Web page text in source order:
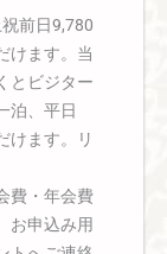
前日9,780
けます。当
とビジター
泊、平日
けます。リ
費・年会費
お申込み用